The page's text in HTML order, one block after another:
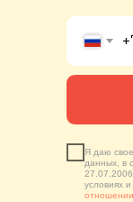
Я даю
данных, в
условиях